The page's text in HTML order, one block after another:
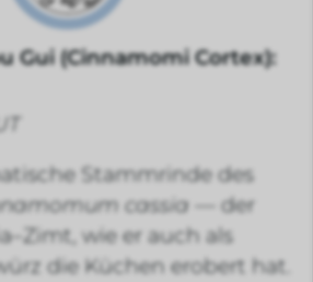
Gui (Cinnamomi Cortex):
Stammrinde des
cassia — der
wie er auch als
die Küchen erobert hat.